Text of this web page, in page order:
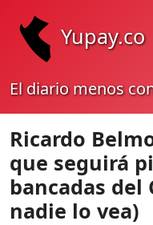
Yupay.co
El diario menos
Ricardo
que seguirá
bancadas del
nadie lo vea)